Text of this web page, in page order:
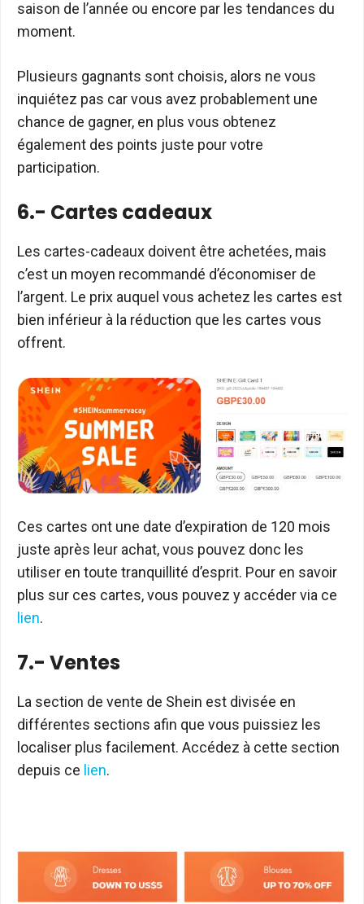
saison de l’année ou encore par les tendances du
moment.
Plusieurs gagnants sont choisis, alors ne vous
inquiétez pas car vous avez probablement une
chance de gagner, en plus vous obtenez
également des points juste pour votre
participation.
6.- Cartes cadeaux
Les cartes-cadeaux doivent être achetées, mais
c’est un moyen recommandé d’économiser de
l’argent. Le prix auquel vous achetez les cartes est
bien inférieur à la réduction que les cartes vous
offrent.
Ces cartes ont une date d’expiration de 120 mois
juste après leur achat, vous pouvez donc les
utiliser en toute tranquillité d’esprit. Pour en savoir
plus sur ces cartes, vous pouvez y accéder via ce
lien.
7.- Ventes
La section de vente de Shein est divisée en
différentes sections afin que vous puissiez les
localiser plus facilement. Accédez à cette section
depuis ce lien.